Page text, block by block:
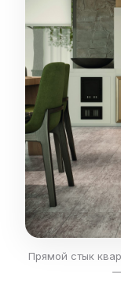
Прямой стык
—